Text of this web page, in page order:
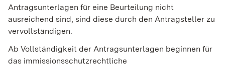
Antragsunterlagen für eine Beurteilung nicht
ausreichend sind, sind diese durch den Antragsteller zu
vervollständigen.
Ab Vollständigkeit der Antragsunterlagen beginnen für
das immissionsschutzrechtliche